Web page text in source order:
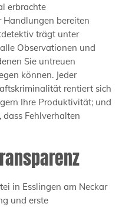
erbrachte
bereiten
trägt unter
Observationen und
Sie untreuen
können. Jeder
rentiert sich
Ihre Produktivität; und
Fehlverhalten
in Esslingen am Neckar
und erste